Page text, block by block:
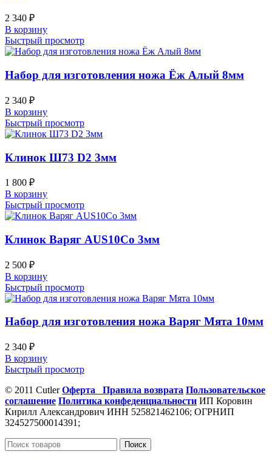
2 340 ₽
В корзину
Быстрый просмотр
Набор для изготовления ножа Ёж Алый 8мм
2 340 ₽
В корзину
Быстрый просмотр
Клинок Ш73 D2 3мм
1 800 ₽
В корзину
Быстрый просмотр
Клинок Варяг AUS10Co 3мм
2 500 ₽
В корзину
Быстрый просмотр
Набор для изготовления ножа Варяг Мята 10мм
2 340 ₽
В корзину
Быстрый просмотр
© 2011 CutlerОферта Правила возврата Пользовательское
соглашение Политика конфеденциальности ИП Коровин
Кирилл Александрович ИНН 525821462106; ОГРНИП
324527500014391;
Поиск